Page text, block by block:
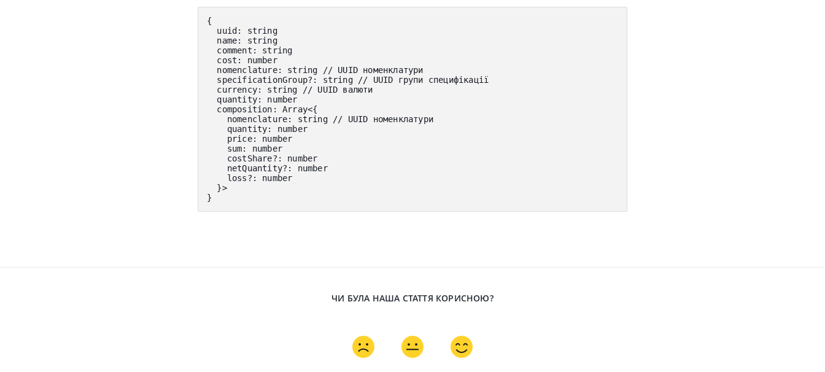
{
  uuid
:
string
  name
:
string
  comment
:
string
  cost
:
number
  nomenclature
: string
// UUID номенклатури
  specificationGroup
? : string
// UUID групи специфікації
  currency
: string
// UUID валюти
  quantity
:
number
  composition
: Array<{
    nomenclature
: string
// UUID номенклатури
    quantity
:
number
    price
:
number
    sum
:
number
    costShare
? :
number
    netQuantity
? :
number
    loss
? :
number
}>
}
ЧИ БУЛА НАША СТАТТЯ КОРИСНОЮ?